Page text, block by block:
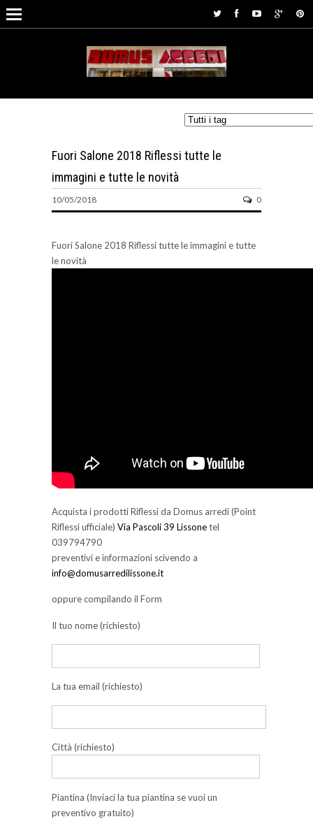
Fuori Salone 2018 Riflessi tutte le
immagini e tutte le novità
10/05/2018 0
Fuori Salone 2018 Riflessi tutte le immagini e tutte
le novità
Acquista i prodotti Riflessi da Domus arredi (Point
Riflessi ufficiale) Via Pascoli 39 Lissonetel
039794790
preventivi e informazioni scivendo a
info@domusarredilissone.it
oppure compilando il Form
Il tuo nome (richiesto)
La tua email (richiesto)
Città (richiesto)
Piantina (Inviaci la tua piantina se vuoi un
preventivo gratuito)